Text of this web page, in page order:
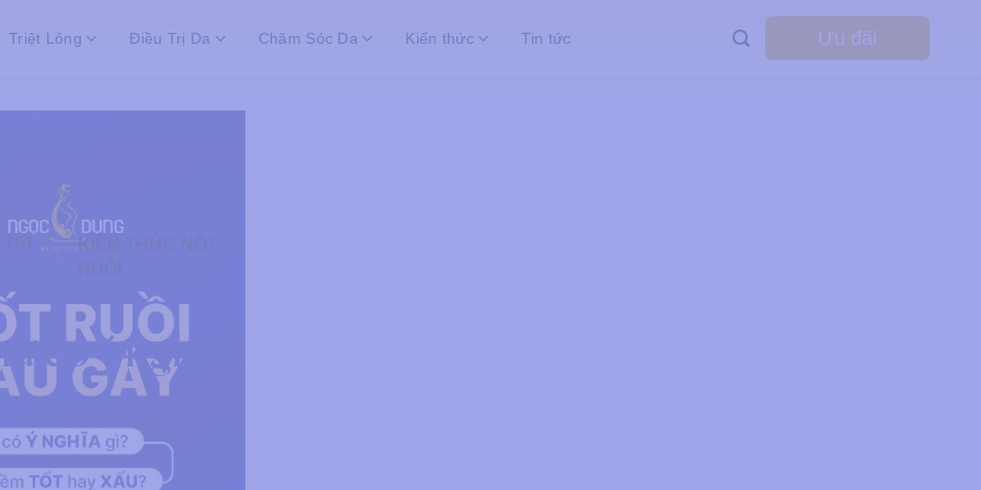
Triệt Lông Điều Trị Da Chăm Sóc Da Kiến thức Tin tức Ưu đãi
KIẾN THỨC NỐT
có ý nghĩa